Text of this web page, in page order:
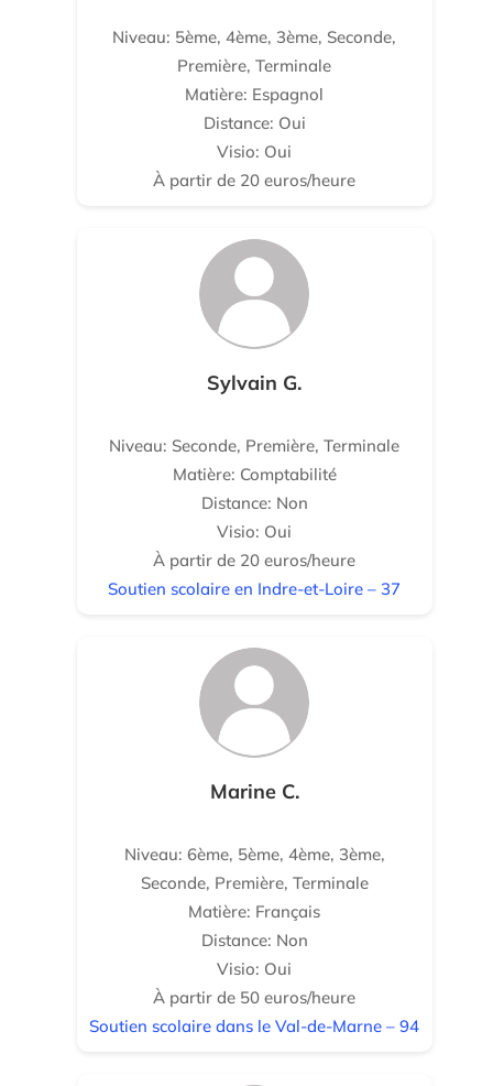
Niveau: 5ème, 4ème, 3ème, Seconde,
Première, Terminale
Matière: Espagnol
Distance: Oui
Visio: Oui
À partir de 20 euros/heure
Sylvain G.
Niveau: Seconde, Première, Terminale
Matière: Comptabilité
Distance: Non
Visio: Oui
À partir de 20 euros/heure
Soutien scolaire en Indre-et-Loire – 37
Marine C.
Niveau: 6ème, 5ème, 4ème, 3ème,
Seconde, Première, Terminale
Matière: Français
Distance: Non
Visio: Oui
À partir de 50 euros/heure
Soutien scolaire dans le Val-de-Marne – 94